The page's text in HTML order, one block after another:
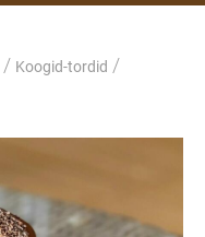
/ Koogid-tordid /